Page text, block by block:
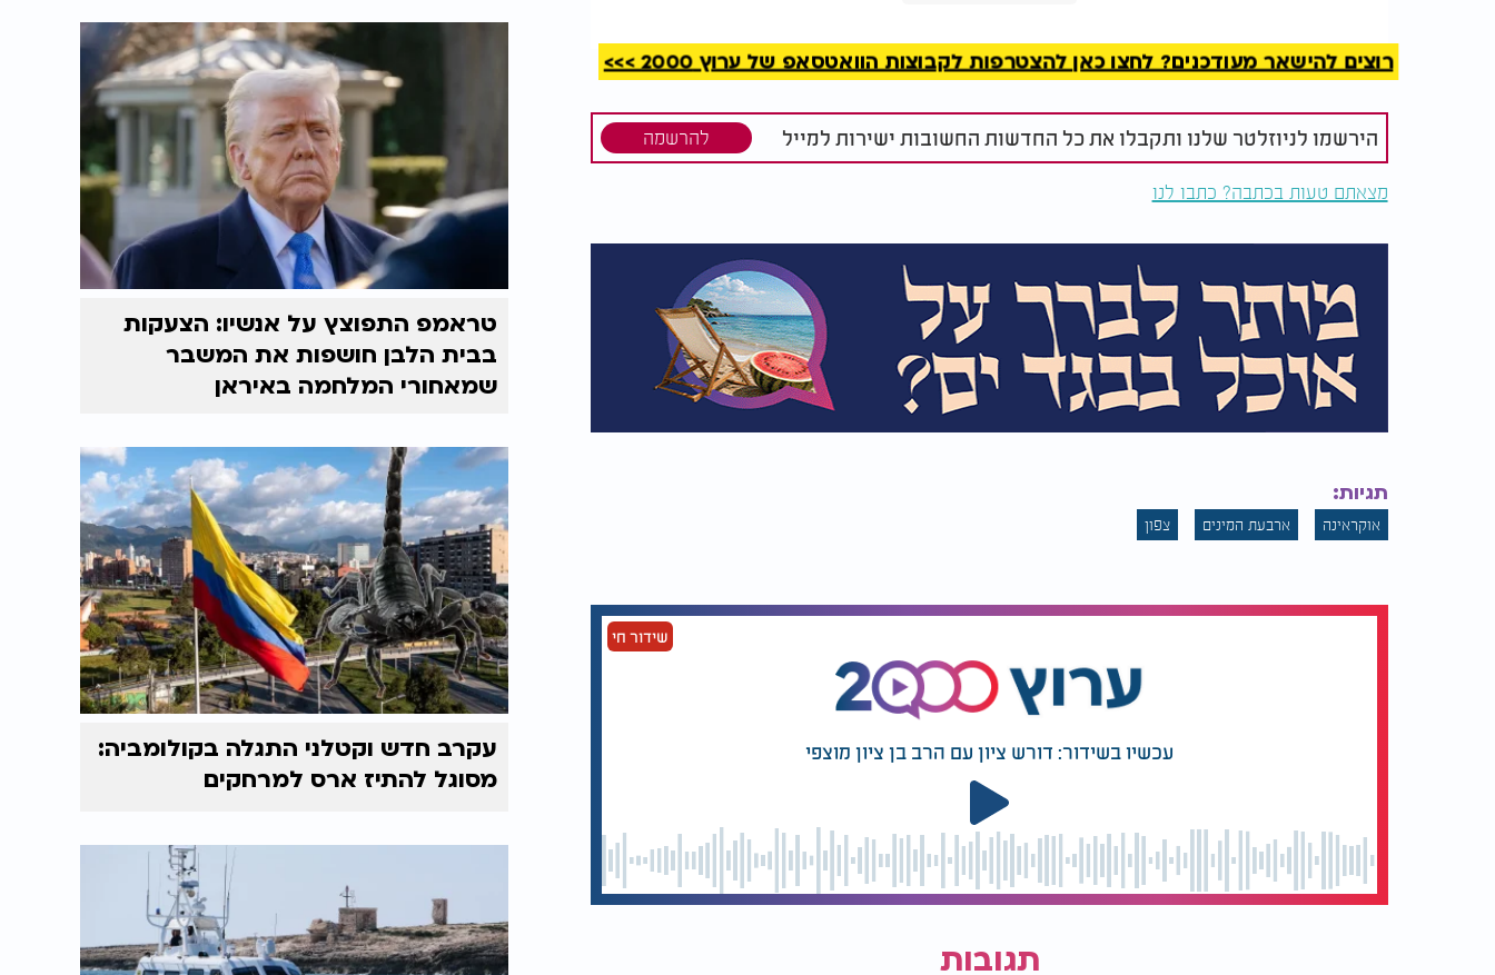
רק אחרי הגעת המשאית למרכז הקהילה היהודית בדנייפרו שבמרכז אוקראינה, החל מיון
הערים המרכזיות במדינה שרכשו אותם כדי לחלקם ליהודים בסביבתם" אומר גורם שעסק
המלצות נוספות
רוצים להישאר מעודכנים? לחצו כאן להצטרפות לקבוצות הוואטסאפ של ערוץ 2000 >>>
הירשמו לניוזלטר שלנו ותקבלו את כל החדשות החשובות ישירות למייל להרשמה
מצאתם טעות בכתבה? כתבו לנו
תגיות:
אוקראינה ארבעת המינים צפון
שידור חי
עכשיו בשידור: דורש ציון עם הרב בן ציון מוצפי
תגובות
טראמפ התפוצץ על אנשיו: הצעקות
בבית הלבן חושפות את המשבר
שמאחורי המלחמה באיראן
עקרב חדש וקטלני התגלה בקולומביה:
מסוגל להתיז ארס למרחקים